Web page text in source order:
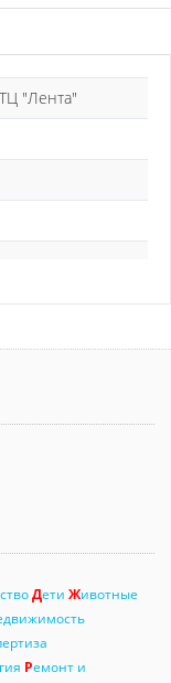
"Лента"
Дети Животные
Ремонт и